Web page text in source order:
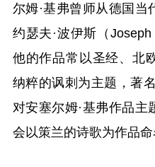
尔姆·基弗曾师从德国当
约瑟夫·波伊斯（Joseph
他的作品常以圣经、北
纳粹的讽刺为主题，著
对安塞尔姆·基弗作品主
会以策兰的诗歌为作品命